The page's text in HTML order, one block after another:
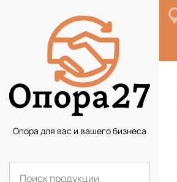
Опора для вас и вашего бизнеса